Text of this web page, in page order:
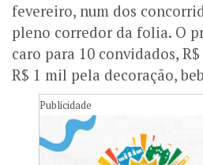
fevereiro, num dos
pleno corredor da folia. O
caro para 10 convidados,
R$ 1 mil pela decoração,
Publicidade